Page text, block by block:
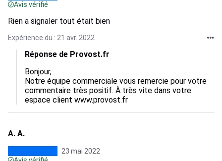
Avis vérifié
Rien a signaler tout était bien
Expérience du : 21 avr. 2022
Réponse de Provost.fr
Bonjour,
Notre équipe commerciale vous remercie pour votre
commentaire très positif. À très vite dans votre
espace client www.provost.fr
A. A.
23 mai 2022